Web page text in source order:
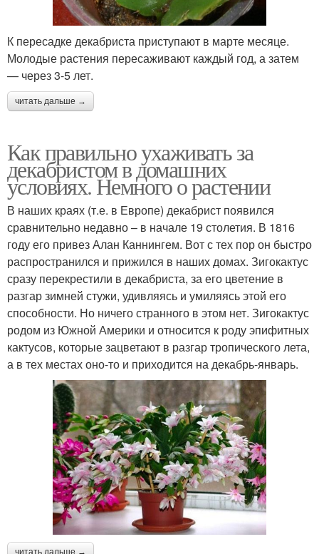
К пересадке декабриста приступают в марте месяце.
Молодые растения пересаживают каждый год, а затем
— через 3-5 лет.
читать дальше →
Как правильно ухаживать за
декабристом в домашних
условиях. Немного о растении
В наших краях (т.е. в Европе) декабрист появился
сравнительно недавно – в начале 19 столетия. В 1816
году его привез Алан Каннингем. Вот с тех пор он быстро
распространился и прижился в наших домах. Зигокактус
сразу перекрестили в декабриста, за его цветение в
разгар зимней стужи, удивляясь и умиляясь этой его
способности. Но ничего странного в этом нет. Зигокактус
родом из Южной Америки и относится к роду эпифитных
кактусов, которые зацветают в разгар тропического лета,
а в тех местах оно-то и приходится на декабрь-январь.
читать дальше →